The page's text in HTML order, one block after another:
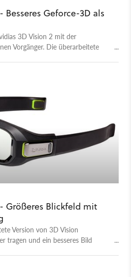
Besseres Geforce-3D als
3D Vision 2 mit der
Vorgänger. Die überarbeitete
Größeres Blickfeld mit
Version von 3D Vision
tragen und ein besseres Bild